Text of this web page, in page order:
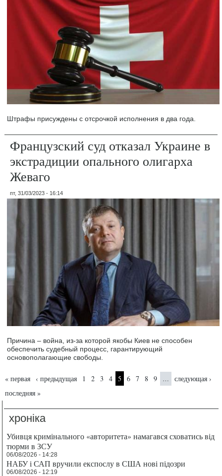
Штрафы присуждены с отсрочкой исполнения в два года.
Французский суд отказал Украине в
экстрадиции опального олигарха
Жеваго
пт, 31/03/2023 - 16:14
Причина – война, из-за которой якобы Киев не способен
обеспечить судебный процесс, гарантирующий
основополагающие свободы.
Страницы
« первая ‹ предыдущая 1 2 3 4 5 6 7 8 9 …
следующая ›
последняя »
хроніка
Убивця кримінального «авторитета» намагався сховатись від
тюрми в ЗСУ
06/08/2026 - 14:28
НАБУ і САП вручили експослу в США нові підозри
06/08/2026 - 12:19